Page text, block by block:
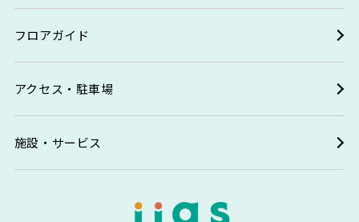
フロアガイド
アクセス・駐車場
施設・サービス